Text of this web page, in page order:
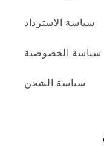
سياسة الاسترداد
سياسة الخصوصية
سياسة الشحن